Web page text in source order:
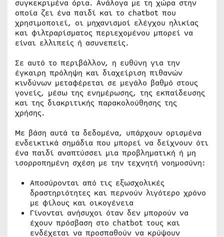
συγκεκριμένα όρια. Ανάλογα με τη χώρα στην
οποία ζει ένα παιδί και το chatbot που
χρησιμοποιεί, οι μηχανισμοί ελέγχου ηλικίας
και φιλτραρίσματος περιεχομένου μπορεί να
είναι ελλιπείς ή ασυνεπείς.
Σε αυτό το περιβάλλον, η ευθύνη για την
έγκαιρη πρόληψη και διαχείριση πιθανών
κινδύνων μεταφέρεται σε μεγάλο βαθμό στους
γονείς, μέσω της ενημέρωσης, της εκπαίδευσης
και της διακριτικής παρακολούθησης της
χρήσης.
Με βάση αυτά τα δεδομένα, υπάρχουν ορισμένα
ενδεικτικά σημάδια που μπορεί να δείχνουν ότι
ένα παιδί αναπτύσσει μια προβληματική ή μη
ισορροπημένη σχέση με την τεχνητή νοημοσύνη:
Αποσύρονται από τις εξωσχολικές
δραστηριότητες και περνούν λιγότερο χρόνο
με φίλους και οικογένεια
Γίνονται ανήσυχοι όταν δεν μπορούν να
έχουν πρόσβαση στο chatbot τους και
ενδέχεται να προσπαθούν να κρύψουν